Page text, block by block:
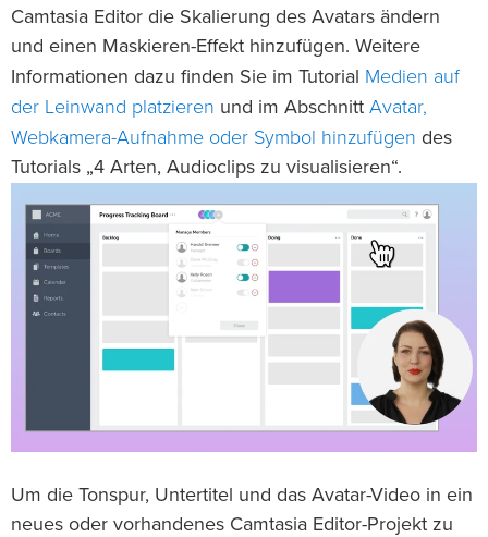
Camtasia Editor die Skalierung des Avatars ändern
und einen Maskieren-Effekt hinzufügen. Weitere
Informationen dazu finden Sie im Tutorial Medien auf
der Leinwand platzieren und im Abschnitt Avatar,
Webkamera-Aufnahme oder Symbol hinzufügen des
Tutorials „4 Arten, Audioclips zu visualisieren“.
Um die Tonspur, Untertitel und das Avatar-Video in ein
neues oder vorhandenes Camtasia Editor-Projekt zu